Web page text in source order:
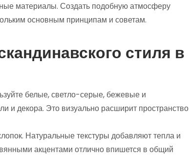
материалы. Создать подобную атмосферу
основным принципам и советам.
стиля в
белые, светло-серые, бежевые и
и декора. Это визуально расширит пространство
Натуральные текстуры добавляют тепла и
акцентами отлично впишется в общий